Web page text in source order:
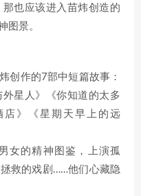
也应该进入苗炜创造的
图景。
创作的7部中短篇故事：
外星人》《你知道的太多
店》《星期天早上的远
女的精神图鉴，上演孤
救的戏剧……他们心藏隐